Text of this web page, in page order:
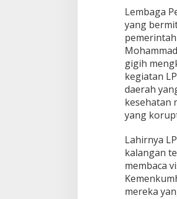
B
Lembaga
yang
gigih
kegiatan
daerah
kesehatan
yang
Lahirnya
kalangan
membaca
mereka